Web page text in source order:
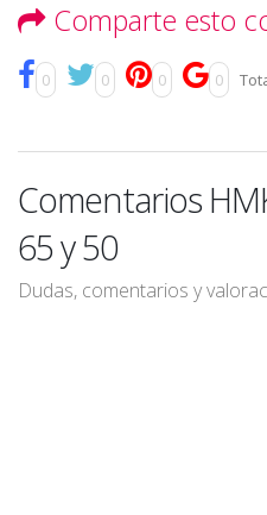
Comparte esto
0 0 0 0
Comentarios
65 y 50
Dudas, comentarios y